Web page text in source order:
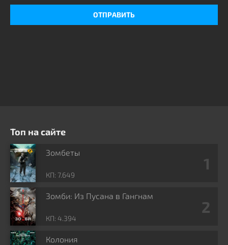
ОТПРАВИТЬ
Топ на сайте
Зомбеты
КП: 7.649
Зомби: Из Пусана в Гангнам
КП: 4.394
Колония